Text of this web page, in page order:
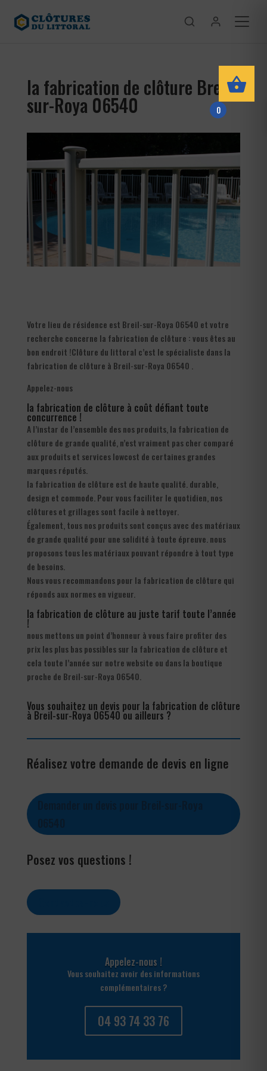
la fabrication de clôture Breil-
sur-Roya 06540
Votre lieu de résidence est Breil-sur-Roya 06540 et votre
recherche concerne la fabrication de clôture : vous êtes au
bon endroit !Clôture du littoral c’est le spécialiste dans la
fabrication de clôture à Breil-sur-Roya 06540 .
Appelez-nous
la fabrication de clôture à coût défiant toute
concurrence !
A l’instar de l’ensemble des nos produits, la fabrication de
clôture de grande qualité, n’est vraiment pas cher comparé
aux produits et services lowcost de certaines grandes
marques réputés.
la fabrication de clôture est de haute qualité. durable,
design et commode. Pour vous faciliter le quotidien, nos
clôtures et grillages sont facile à nettoyer.
Également, tous nos produits sont conçus avec des matériaux
de grande qualité pour une solidité à toute épreuve. nous
proposons tous les matériaux pouvant répondre à tout type
de besoins.
Nous vous recommandons pour la fabrication de clôture qui
réponds aux normes en vigueur.
la fabrication de clôture au juste tarif toute l’année
!
nous mettons un point d’honneur à vous faire profiter des
prix les plus bas possibles sur la fabrication de clôture et
cela toute l’année sur notre website ou dans la boutique
proche de Breil-sur-Roya 06540.
Vous souhaitez un devis pour la fabrication de clôture
à Breil-sur-Roya 06540 ou ailleurs ?
Réalisez votre demande de devis en ligne
Posez vos questions !
Appelez-nous !
Vous souhaitez avoir des informations
complémentaires ?
04 93 74 33 76
0